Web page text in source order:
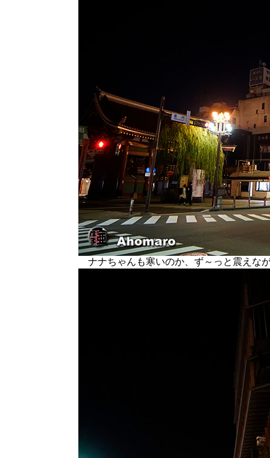
ナナちゃんも寒いのか、ず～っと震えな